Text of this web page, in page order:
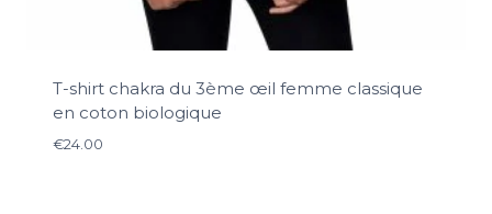
T-shirt chakra du 3ème œil femme classique
en coton biologique
€24.00